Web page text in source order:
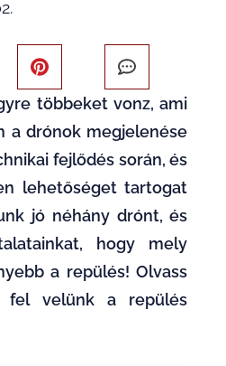
többeket vonz, ami
a drónok megjelenése
fejlődés során, és
lehetőséget tartogat
jó néhány drónt, és
hogy mely
a repülés! Olvass
fel velünk a repülés